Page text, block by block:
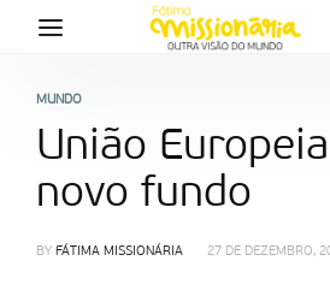
MUNDO
União
novo fundo
BY FÁTIMA MISSIONÁRIA 27 DE DEZEMBRO,